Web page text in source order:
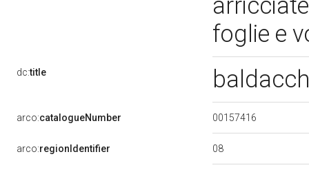
foglie e
dc:title
arco:catalogueNumber 00157416
arco:regionIdentifier 08